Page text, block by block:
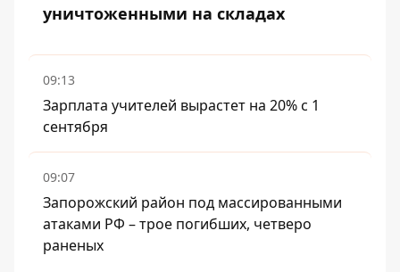
уничтоженными на складах
09:13
Зарплата учителей вырастет на 20% с 1
сентября
09:07
Запорожский район под массированными
атаками РФ – трое погибших, четверо
раненых